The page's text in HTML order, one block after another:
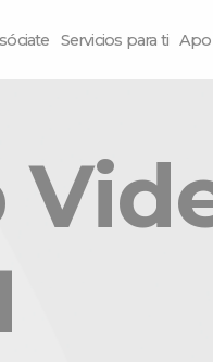
Servicios para ti